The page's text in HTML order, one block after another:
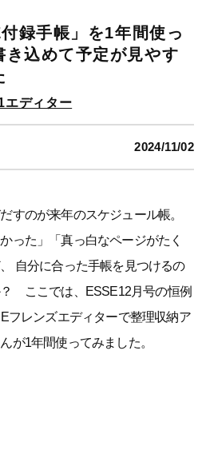
録手帳」を1年間使っ
き込めて予定が見やす
エディター
2024/11/02
すのが来年のスケジュール帳。
った」「真っ白なページがたく
自分に合った手帳を見つけるの
ここでは、ESSE12月号の恒例
フレンズエディターで整理収納ア
が1年間使ってみました。